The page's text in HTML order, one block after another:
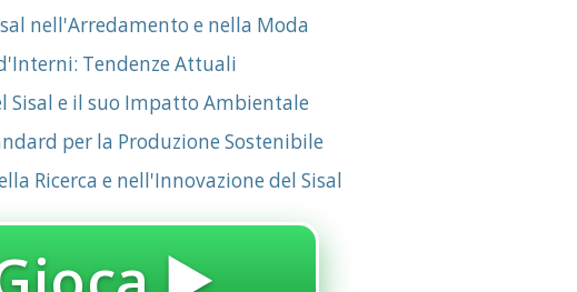
nell'Arredamento e nella Moda
Tendenze Attuali
Sisal e il suo Impatto Ambientale
per la Produzione Sostenibile
Ricerca e nell'Innovazione del Sisal